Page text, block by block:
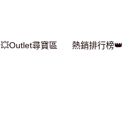
💥Outlet尋寶區 熱銷排行榜👑